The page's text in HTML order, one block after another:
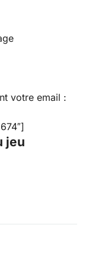
votre email :
jeu